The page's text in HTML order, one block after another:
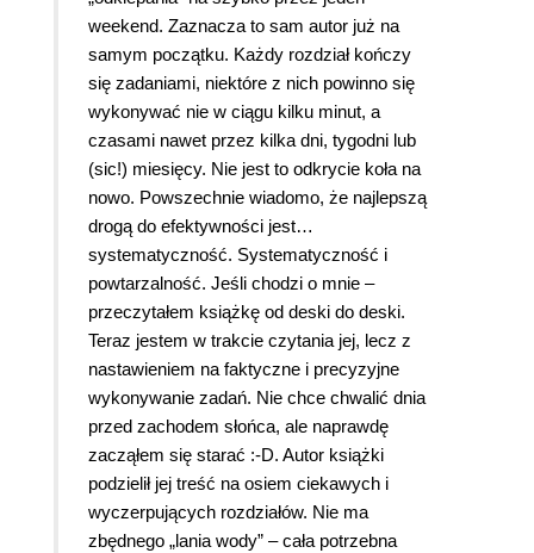
weekend. Zaznacza to sam autor już na
samym początku. Każdy rozdział kończy
się zadaniami, niektóre z nich powinno się
wykonywać nie w ciągu kilku minut, a
czasami nawet przez kilka dni, tygodni lub
(sic!) miesięcy. Nie jest to odkrycie koła na
nowo. Powszechnie wiadomo, że najlepszą
drogą do efektywności jest…
systematyczność. Systematyczność i
powtarzalność. Jeśli chodzi o mnie –
przeczytałem książkę od deski do deski.
Teraz jestem w trakcie czytania jej, lecz z
nastawieniem na faktyczne i precyzyjne
wykonywanie zadań. Nie chce chwalić dnia
przed zachodem słońca, ale naprawdę
zacząłem się starać :-D. Autor książki
podzielił jej treść na osiem ciekawych i
wyczerpujących rozdziałów. Nie ma
zbędnego „lania wody” – cała potrzebna